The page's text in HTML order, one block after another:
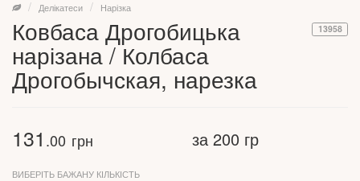
Делікатеси Нарізка
13958
Ковбаса Дрогобицька
нарізана / Колбаса
Дрогобычская, нарезка
131 .00 грн за 200 гр
ВИБЕРІТЬ БАЖАНУ КІЛЬКІСТЬ